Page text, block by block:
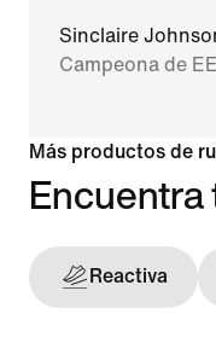
Sinclaire
Campeona de
Más productos de
Reactiva